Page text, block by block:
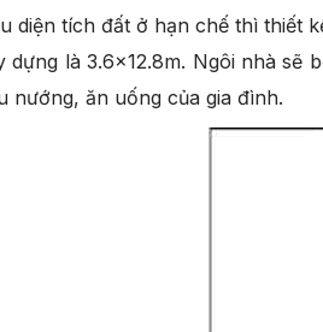
diện tích đất ở hạn chế thì thiết
dựng là 3.6×12.8m. Ngôi nhà sẽ
nướng, ăn uống của gia đình.